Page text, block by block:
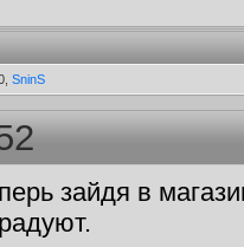
SninS
зайдя в